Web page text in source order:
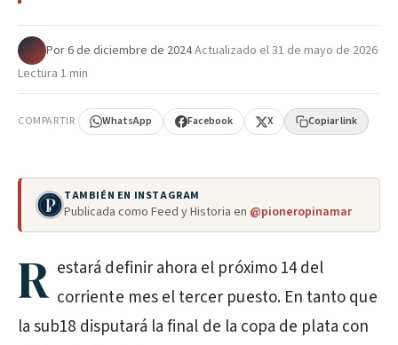
Por·6 de diciembre de 2024·Actualizado el31 de mayo de 2026·
Lectura 1 min
COMPARTIR WhatsApp Facebook X Copiar link
TAMBIÉN EN INSTAGRAM
Publicada como Feed y Historia en @pioneropinamar
R estará definir ahora el próximo 14 del
corriente mes el tercer puesto. En tanto que
la sub18 disputará la final de la copa de plata con